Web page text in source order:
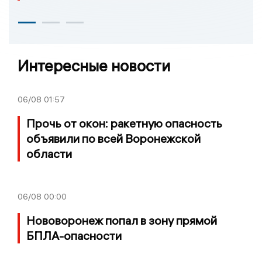
Интересные новости
06/08 01:57
Прочь от окон: ракетную опасность
объявили по всей Воронежской
области
06/08 00:00
Нововоронеж попал в зону прямой
БПЛА-опасности